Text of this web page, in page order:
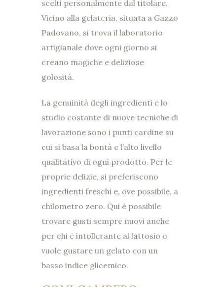
scelti personalmente dal titolare.
Vicino alla gelateria, situata a Gazzo
Padovano, si trova il laboratorio
artigianale dove ogni giorno si
creano magiche e deliziose
golosità.
La genuinità degli ingredienti e lo
studio costante di nuove tecniche di
lavorazione sono i punti cardine su
cui si basa la bontà e l’alto livello
qualitativo di ogni prodotto. Per le
proprie delizie, si preferiscono
ingredienti freschi e, ove possibile, a
chilometro zero. Qui è possibile
trovare gusti sempre nuovi anche
per chi è intollerante al lattosio o
vuole gustare un gelato con un
basso indice glicemico.